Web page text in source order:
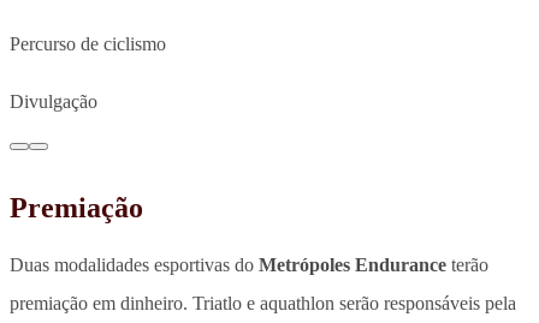
Percurso de ciclismo
Divulgação
Premiação
Duas modalidades esportivas do Metrópoles Endurance terão
premiação em dinheiro. Triatlo e aquathlon serão responsáveis pela